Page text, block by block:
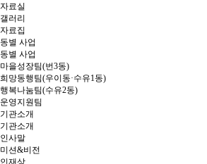
자료실
갤러리
자료집
동별 사업
동별 사업
마을성장팀(번3동)
희망동행팀(우이동·수유1동)
행복나눔팀(수유2동)
운영지원팀
기관소개
기관소개
인사말
미션&비전
인재상